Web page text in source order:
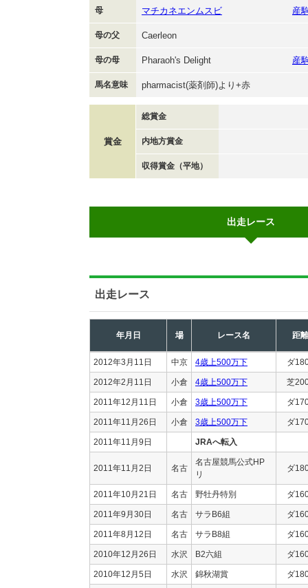
母 マチカネエンムスビ 産
母の父 Caerleon
母の母 Pharaoh's Delight 産
馬名意味 pharmacist(薬剤師)より+赤
賞金
総賞金
内地方賞金
収得賞金（平地）
出走レース
出走レース
年月日 場 レース名 距離
2012年3月11日 中京 4歳上500万下 ダ
2012年2月11日 小倉 4歳上500万下 芝
2011年12月11日 小倉 3歳上500万下 ダ
2011年11月26日 小倉 3歳上500万下 ダ
2011年11月9日 JRAへ転入
2011年11月2日 名古
名古屋競馬公式HP
リ
ダ
2011年10月21日 名古 野牡丹特別 ダ
2011年9月30日 名古 サラB6組 ダ
2011年8月12日 名古 サラB8組 ダ
2010年12月26日 水沢 B2六組 ダ
2010年12月5日 水沢 錦秋湖賞 ダ